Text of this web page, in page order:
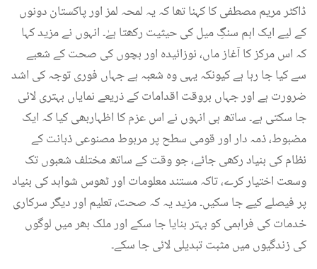
ڈاکٹر مریم مصطفی کا کہنا تھا کہ یہ لمحہ لمز اور پاکستان دونوں
کے لیے ایک اہم سنگِ میل کی حیثیت رکھتا ہےٰ۔ انہوں نے مزید کہا
کہ اس مرکز کا آغاز ماں، نوزائیدہ اور بچوں کی صحت کے شعبے
سے کیا جا رہا ہے کیونکہ یہی وہ شعبہ ہے جہاں فوری توجہ کی اشد
ضرورت ہے اور جہاں بروقت اقدامات کے ذریعے نمایاں بہتری لائی
جا سکتی ہے۔ ساتھ ہی انہوں نے اس عزم کا اظہاربھی کیا کہ ایک
مضبوط، ذمہ دار اور قومی سطح پر مربوط مصنوعی ذہانت کے
نظام کی بنیاد رکھی جائے، جو وقت کے ساتھ مختلف شعبوں تک
وسعت اختیار کرے، تاکہ مستند معلومات اور ٹھوس شواہد کی بنیاد
پر فیصلے کیے جا سکیں۔ مزید یہ کہ صحت، تعلیم اور دیگر سرکاری
خدمات کی فراہمی کو بہتر بنایا جا سکے اور ملک بھر میں لوگوں
کی زندگیوں میں مثبت تبدیلی لائی جا سکے۔